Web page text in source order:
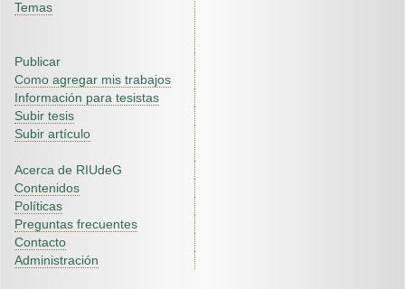
Temas
Publicar
Como agregar mis trabajos
Información para tesistas
Subir tesis
Subir artículo
Acerca de RIUdeG
Contenidos
Políticas
Preguntas frecuentes
Contacto
Administración